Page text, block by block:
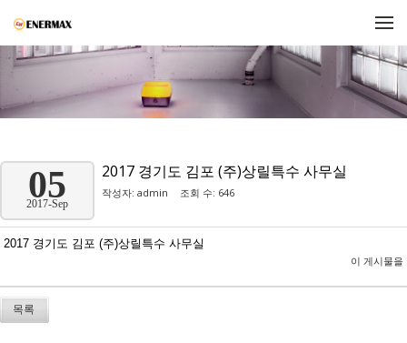
05
2017-Sep
2017 경기도 김포 (주)상릴특수 사무실
작성자: admin 조회 수: 646
2017 경기도 김포 (주)상릴특수 사무실
이 게시물을
목록